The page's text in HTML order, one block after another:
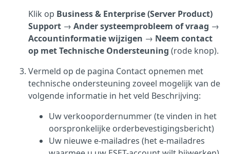
Klik op Business & Enterprise (Server Product)
Support → Ander systeemprobleem of vraag →
Accountinformatie wijzigen → Neem contact
op met Technische Ondersteuning (rode knop).
Vermeld op de pagina Contact opnemen met
technische ondersteuning zoveel mogelijk van de
volgende informatie in het veld Beschrijving:
Uw verkoopordernummer (te vinden in het
oorspronkelijke orderbevestigingsbericht)
Uw nieuwe e-mailadres (het e-mailadres